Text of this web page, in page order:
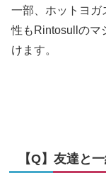
一部、ホットヨガ
性もRintosullのマ
けます。
【Q】友達と